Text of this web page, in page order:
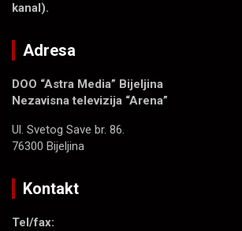
kanal).
Adresa
DOO “Astra Media” Bijeljina
Nezavisna televizija “Arena”
Ul. Svetog Save br. 86.
76300 Bijeljina
Kontakt
Tel/fax: